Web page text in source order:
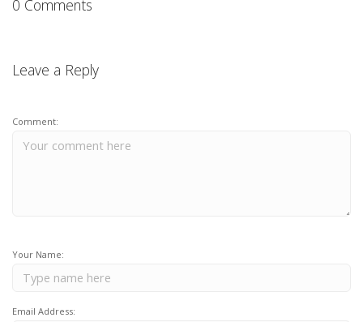
0 Comments
Leave a Reply
Comment:
Your Name:
Email Address: